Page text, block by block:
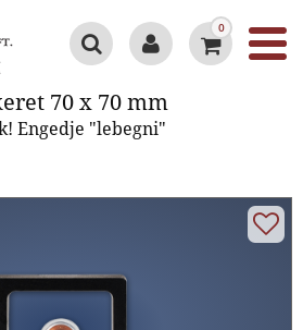
0
70 x 70 mm
Engedje "lebegni"
70 x 70 mm